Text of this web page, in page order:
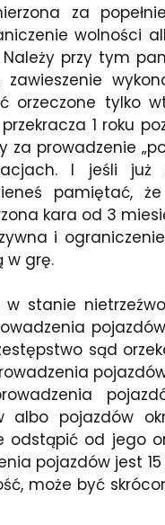
za
wolności
przy tym
orzeczone tylko
1 roku
za prowadzenie
I jeśli
pamiętać,
kara od 3
i
w grę.
stanie
sąd
albo pojazdów
odstąpić od jego
pojazdów jest 15
może być